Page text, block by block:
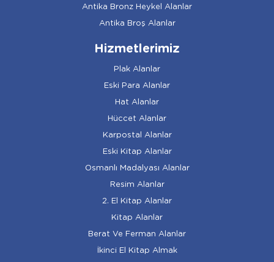
Antika Bronz Heykel Alanlar
Antika Broş Alanlar
Hizmetlerimiz
Plak Alanlar
Eski Para Alanlar
Hat Alanlar
Hüccet Alanlar
Karpostal Alanlar
Eski Kitap Alanlar
Osmanlı Madalyası Alanlar
Resim Alanlar
2. El Kitap Alanlar
Kitap Alanlar
Berat Ve Ferman Alanlar
İkinci El Kitap Almak